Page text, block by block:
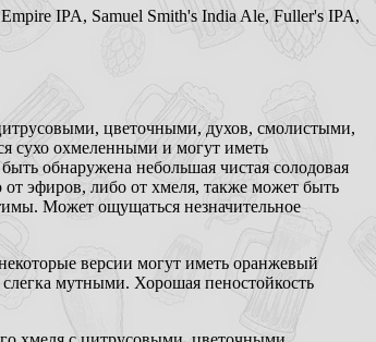
IPA, Samuel Smith's India Ale, Fuller's IPA,
цветочными, духов, смолистыми,
сухо охмеленными и могут иметь
обнаружена небольшая чистая солодовая
эфиров, либо от хмеля, также может быть
Может ощущаться незначительное
версии могут иметь оранжевый
мутными. Хорошая пеностойкость